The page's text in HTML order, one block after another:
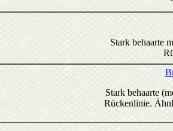
Stark behaarte
Stark behaarte
Rückenlinie.